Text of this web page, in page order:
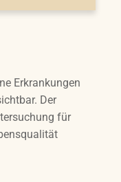
Erkrankungen
Der
für